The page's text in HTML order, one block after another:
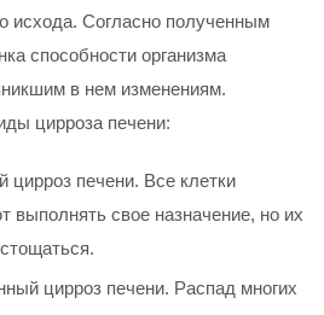
исхода. Согласно полученным
способности организма
в нем изменениям.
цирроза печени:
печени. Все клетки
выполнять свое назначение, но их
цирроз печени. Распад многих